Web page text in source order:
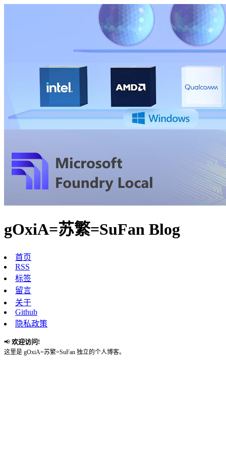
gOxiA=苏繁=SuFan Blog
首页
RSS
标签
留言
关于
Github
隐私政策
📢 欢迎访问!
这里是 gOxiA=苏繁=SuFan 独立的个人博客。